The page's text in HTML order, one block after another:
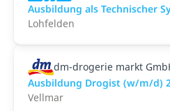
Ausbildung als Technischer
Lohfelden
dm-drogerie markt
Ausbildung Drogist (w/m/d)
Vellmar